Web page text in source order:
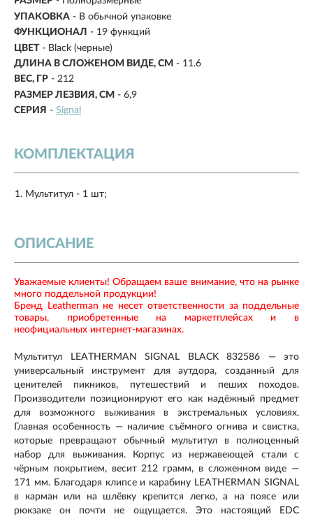
УПАКОВКА - В обычной упаковке
ФУНКЦИОНАЛ - 19 функций
ЦВЕТ - Black (черные)
ДЛИНА В СЛОЖЕНОМ ВИДЕ, СМ - 11.6
ВЕС, ГР - 212
РАЗМЕР ЛЕЗВИЯ, СМ - 6,9
СЕРИЯ - Signal
КОМПЛЕКТАЦИЯ
Мультитул - 1 шт;
ОПИСАНИЕ
Уважаемые клиенты! Обращаем ваше внимание, что на рынке
много поддельной продукции!
Бренд Leatherman не несет ответственности за поддельные
товары, приобретенные на маркетплейсах и в
неофициальных интернет-магазинах.
Мультитул LEATHERMAN SIGNAL BLACK 832586 — это
универсальный инструмент для аутдора, созданный для
ценителей пикников, путешествий и пеших походов.
Производители позиционируют его как надёжный предмет
для возможного выживания в экстремальных условиях.
Главная особенность — наличие съёмного огнива и свистка,
которые превращают обычный мультитул в полноценный
набор для выживания. Корпус из нержавеющей стали с
чёрным покрытием, весит 212 грамм, в сложенном виде —
171 мм. Благодаря клипсе и карабину LEATHERMAN SIGNAL
в карман или на шлёвку крепится легко, а на поясе или
рюкзаке он почти не ощущается. Это настоящий EDC